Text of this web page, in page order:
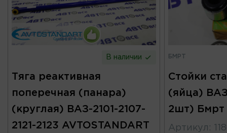
В наличии
Тяга реактивная
поперечная (панара)
(круглая) ВАЗ-2101-2107-
2121-2123 AVTOSTANDART
БМРТ
Стойки
(яйца)
2шт) Бмрт
Артикул :